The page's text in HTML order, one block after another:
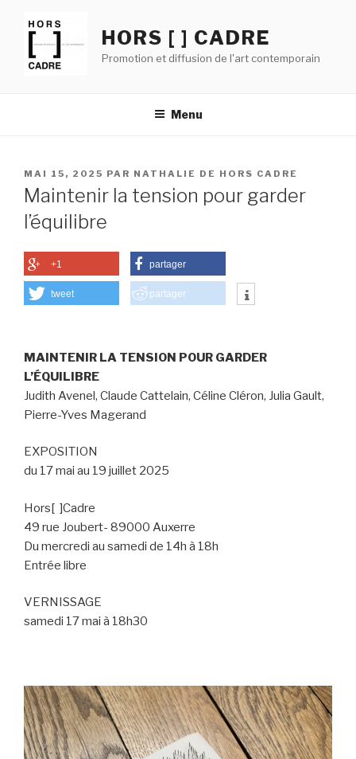
contenu
principal
HORS [ ] CADRE
Promotion et diffusion de l'art contemporain
Menu
PUBLIÉ
LE
MAI 15, 2025 PAR NATHALIE DE HORS CADRE
Maintenir la tension pour garder
l’équilibre
+1 partager
tweet partager
MAINTENIR LA TENSION POUR GARDER
L’ÉQUILIBRE
Judith Avenel, Claude Cattelain, Céline Cléron, Julia Gault,
Pierre-Yves Magerand
EXPOSITION
du 17 mai au 19 juillet 2025
Hors[ ]Cadre
49 rue Joubert- 89000 Auxerre
Du mercredi au samedi de 14h à 18h
Entrée libre
VERNISSAGE
samedi 17 mai à 18h30